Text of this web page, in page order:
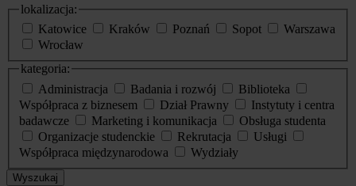
lokalizacja:
Katowice
Kraków Poznań Sopot
Warszawa
Wrocław
kategoria:
Administracja
Badania i rozwój
Biblioteka
Współpraca z biznesem
Dział Prawny
Instytuty i centra
badawcze
Marketing i komunikacja
Obsługa studenta
Organizacje studenckie
Rekrutacja
Usługi
Współpraca międzynarodowa
Wydziały
Wyszukaj